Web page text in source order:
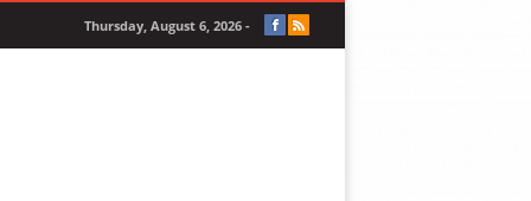
Thursday, August 6, 2026 -